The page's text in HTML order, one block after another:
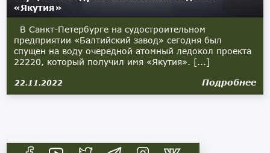
«Якутия»
В Санкт-Петербурге на судостроительном
предприятии «Балтийский завод» сегодня был
спущен на воду очередной атомный ледокол проекта
22220, который получил имя «Якутия». [...]
22.11.2022 Подробнее